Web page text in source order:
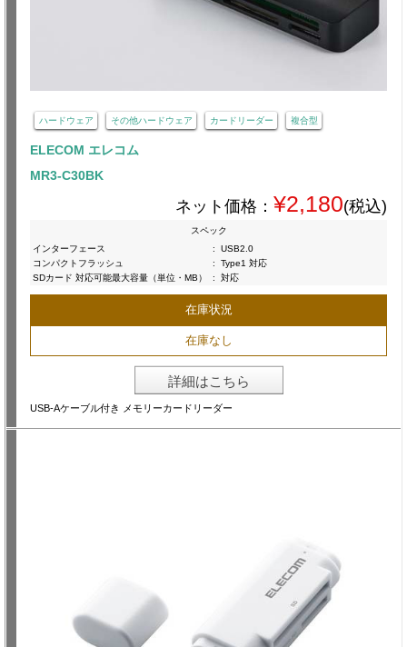
ハードウェア その他ハードウェア カードリーダー 複合型
ELECOM エレコム
MR3-C30BK
ネット価格： ¥2,180(税込)
スペック
インターフェース
:
USB2.0
コンパクトフラッシュ
:
Type1 対応
SDカード 対応可能最大容量（単位・MB）
: 対応
在庫状況
在庫なし
詳細はこちら
USB-Aケーブル付き メモリーカードリーダー